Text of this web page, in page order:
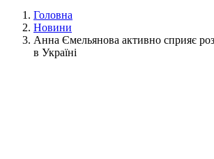
Головна
Новини
Анна Ємельянова активно сприяє
в Україні